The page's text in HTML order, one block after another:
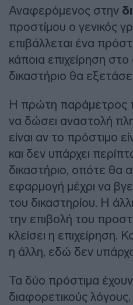
Αναφερόμενος στην
προστίμου ο γενικός
επιβάλλεται ένα
κάποια επιχείρηση στο
δικαστήριο θα
Η πρώτη παράμετρος
να δώσει αναστολή
είναι αν το πρόστιμο
και δεν υπάρχει
δικαστήριο, οπότε θα
εφαρμογή μέχρι να
του δικαστηρίου. Η
την επιβολή του
κλείσει η επιχείρηση.
η άλλη, εδώ δεν
Τα δύο πρόστιμα έχουν
διαφορετικούς